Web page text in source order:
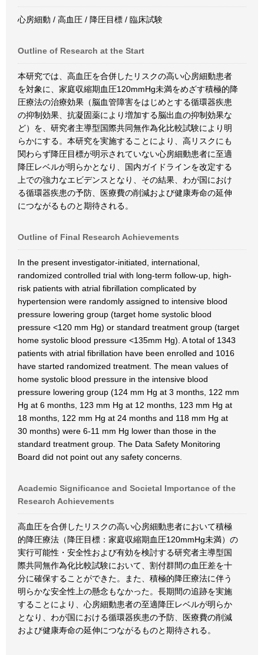
心房細動 / 高血圧 / 降圧目標 / 臨床試験
Outline of Research at the Start
本研究では、高血圧を合併したリスクの高い心房細動患者
を対象に、家庭収縮期血圧120mmHg未満をめざす積極的降
圧療法の治療効果（脳血管障害をはじめとする循環器疾患
の抑制効果、抗凝固薬により増加する脳出血の抑制効果な
ど）を、研究者主導型国際共同無作為化比較試験により明
らかにする。本研究を実施することにより、高リスクにも
関わらず降圧目標が明示されていない心房細動患者に至適
降圧レベルが明らかとなり、国内ガイドラインを改定する
上での強力なエビデンスとなり、その結果、わが国におけ
る循環器疾患の予防、医療費の削減および健康寿命の延伸
につながるものと期待される。
Outline of Final Research Achievements
In the present investigator-initiated, international,
randomized controlled trial with long-term follow-up, high-
risk patients with atrial fibrillation complicated by
hypertension were randomly assigned to intensive blood
pressure lowering group (target home systolic blood
pressure <120 mm Hg) or standard treatment group (target
home systolic blood pressure <135mm Hg). A total of 1343
patients with atrial fibrillation have been enrolled and 1016
have started randomized treatment. The mean values of
home systolic blood pressure in the intensive blood
pressure lowering group (124 mm Hg at 3 months, 122 mm
Hg at 6 months, 123 mm Hg at 12 months, 123 mm Hg at
18 months, 122 mm Hg at 24 months and 118 mm Hg at
30 months) were 6-11 mm Hg lower than those in the
standard treatment group. The Data Safety Monitoring
Board did not point out any safety concerns.
Academic Significance and Societal Importance of the
Research Achievements
高血圧を合併したリスクの高い心房細動患者において積極
的降圧療法（降圧目標：家庭収縮期血圧120mmHg未満）の
実行可能性・安全性および有効を検討する研究者主導型国
際共同無作為化比較試験において、割付群間の血圧差を十
分に確保することができた。また、積極的降圧療法に伴う
明らかな安全性上の懸念もなかった。長期間の追跡を実施
することにより、心房細動患者の至適降圧レベルが明らか
となり、わが国における循環器疾患の予防、医療費の削減
および健康寿命の延伸につながるものと期待される。